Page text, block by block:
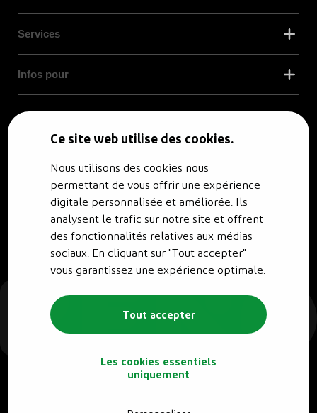
Ce site web utilise des cookies.
Nous utilisons des cookies nous
permettant de vous offrir une expérience
digitale personnalisée et améliorée. Ils
analysent le trafic sur notre site et offrent
des fonctionnalités relatives aux médias
sociaux. En cliquant sur "Tout accepter"
vous garantissez une expérience optimale.
Tout accepter
Les cookies essentiels
uniquement
Services
Infos pour
Conditions générales
Politique de confidentialité